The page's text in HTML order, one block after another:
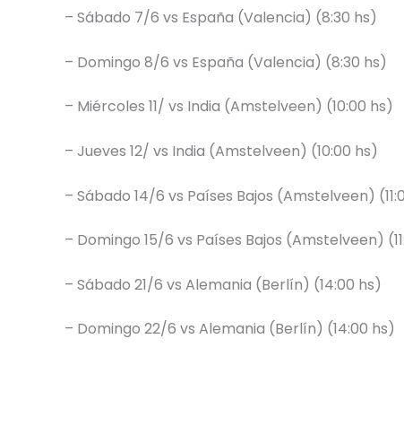
– Sábado 7/6 vs España (Valencia) (8:30 hs)
– Domingo 8/6 vs España (Valencia) (8:30 hs)
– Miércoles 11/ vs India (Amstelveen) (10:00 hs)
– Jueves 12/ vs India (Amstelveen) (10:00 hs)
– Sábado 14/6 vs Países Bajos (Amstelveen)
– Domingo 15/6 vs Países Bajos (Amstelveen)
– Sábado 21/6 vs Alemania (Berlín) (14:00 hs)
– Domingo 22/6 vs Alemania (Berlín) (14:00 hs)